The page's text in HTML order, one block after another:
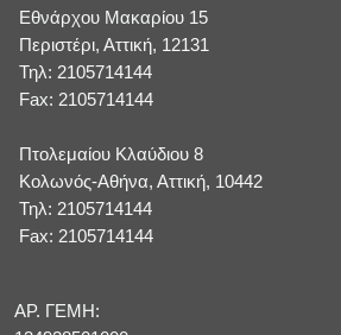
Εθνάρχου Μακαρίου 15
Περιστέρι, Αττική, 12131
Τηλ: 2105714144
Fax: 2105714144
Πτολεμαίου Κλαύδιου 8
Κολωνός-Αθήνα, Αττική, 10442
Τηλ: 2105714144
Fax: 2105714144
ΑΡ. ΓΕΜΗ: